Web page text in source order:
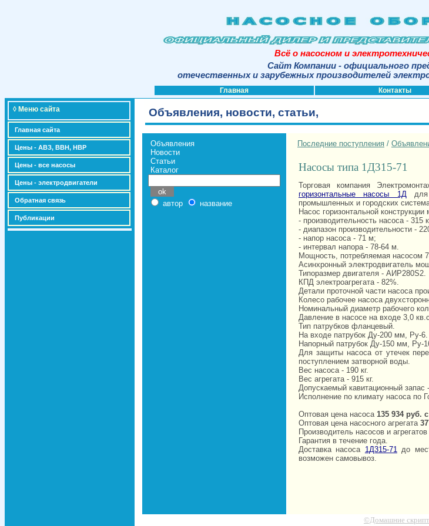
Всё о насосном и
Сайт Компании - официального
отечественных и зарубежных производителей
Главная Контакты
◊ Меню сайта
Главная сайта
Цены - АВЗ, ВВН, НВР
Цены - все насосы
Цены - электродвигатели
Обратная связь
Публикации
Объявления, новости, статьи,
Объявления
Новости
Статьи
Каталог
автор название
Последние поступления /
Насосы типа 1Д315-71
Торговая компания
горизонтальные насосы 1Ддля
промышленных и городских
Насос горизонтальной конструкции
- производительность насоса - 315
- диапазон производительности -
- напор насоса - 71 м;
- интервал напора - 78-64 м.
Мощность, потребляемая насосом
Асинхронный электродвигатель
Типоразмер двигателя - АИР280S2.
КПД электроагрегата - 82%.
Детали проточной части насоса
Колесо рабочее насоса
Номинальный диаметр рабочего
Давление в насосе на входе 3,0
Тип патрубков фланцевый.
На входе патрубок Ду-200 мм, Ру-6.
Напорный патрубок Ду-150 мм, Ру-
Для защиты насоса от утечек
поступлением затворной воды.
Вес насоса - 190 кг.
Вес агрегата - 915 кг.
Допускаемый кавитационный запас
Исполнение по климату насоса по
Оптовая цена насоса 135 934 руб.
Оптовая цена насосного агрегата
Производитель насосов и
Гарантия в течение года.
Доставка насоса 1Д315-71до
возможен самовывоз.
©Домашние